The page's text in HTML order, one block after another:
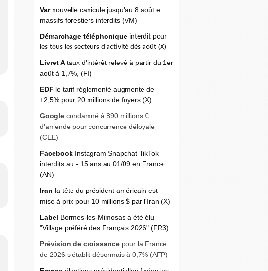
Var nouvelle canicule jusqu'au 8 août et
massifs forestiers interdits (VM)
Démarchage téléphonique interdit pour
les tous les secteurs d'activité dès août (X)
Livret Ataux d'intérêt relevé à partir du 1er
août à 1,7%, (FI)
EDF le tarif réglementé augmente de
+2,5% pour 20 millions de foyers (X)
Google condamné à 890 millions €
d'amende pour concurrence déloyale
(CEE)
Facebook Instagram Snapchat TikTok
interdits au - 15 ans au 01/09 en France
(AN)
Iran la tête du président américain est
mise à prix pour 10 millions $ par l'Iran (X)
Label Bormes-les-Mimosas a été élu
"Village préféré des Français 2026" (FR3)
Prévision de croissance pour la France
de 2026 s'établit désormais à 0,7% (AFP)